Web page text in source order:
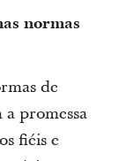
normas
de
promessa
fiéis e